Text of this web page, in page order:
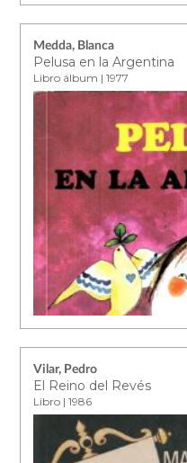
Medda, Blanca
Pelusa en la Argentina
Libro álbum | 1977
Vilar, Pedro
El Reino del Revés
Libro | 1986